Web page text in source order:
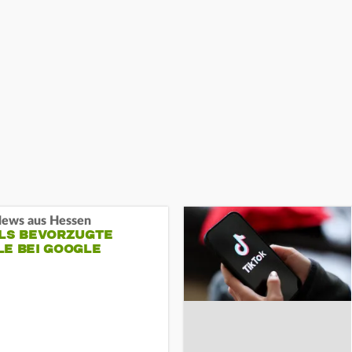
aus Hessen
BEVORZUGTE
BEI GOOGLE